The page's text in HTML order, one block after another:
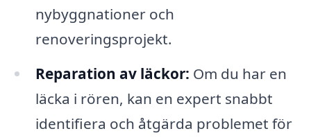
nybyggnationer och
renoveringsprojekt.
Reparation av läckor: Om du har en
läcka i rören, kan en expert snabbt
identifiera och åtgärda problemet för